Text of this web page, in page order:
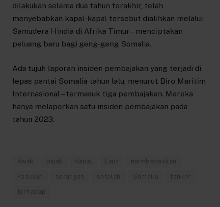
dilakukan selama dua tahun terakhir, telah
menyebabkan kapal-kapal tersebut dialihkan melalui
Samudera Hindia di Afrika Timur – menciptakan
peluang baru bagi geng-geng Somalia.
Ada tujuh laporan insiden pembajakan yang terjadi di
lepas pantai Somalia tahun lalu, menurut Biro Maritim
Internasional – termasuk tiga pembajakan. Mereka
hanya melaporkan satu insiden pembajakan pada
tahun 2023.
Awak bajak Kapal Laut membebaskan
Pasukan serangan setelah Somalia tanker
terhadap